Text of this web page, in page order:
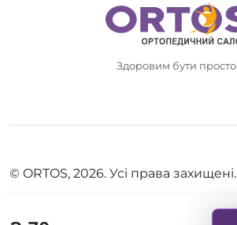
Здоровим бути просто
© ORTOS, 2026. Усі права захищені.